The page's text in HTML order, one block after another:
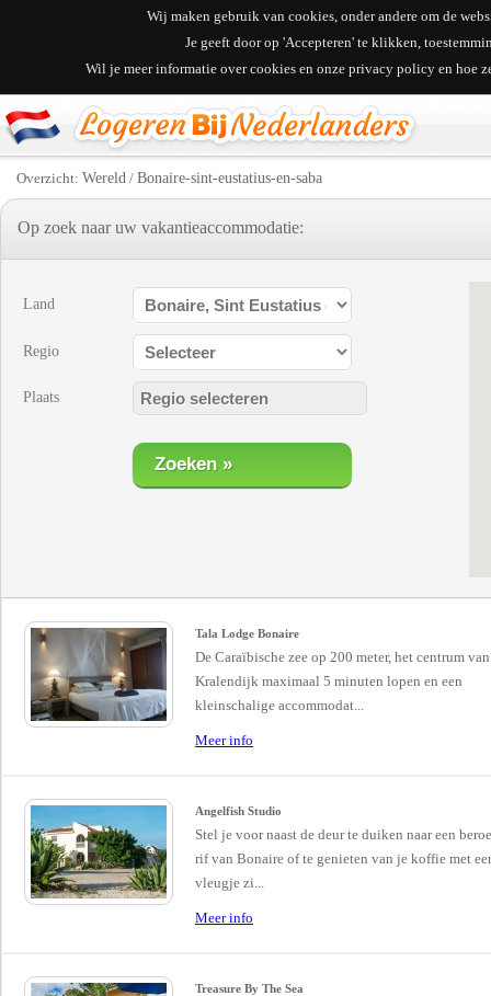
Wij maken gebruik van cookies, onder andere om de
Je geeft door op 'Accepteren' te klikken,
Wil je meer informatie over cookies en onze privacy policy en hoe
Overzicht: Wereld / Bonaire-sint-eustatius-en-saba
Op zoek naar uw vakantieaccommodatie:
Land
Regio
Plaats
Tala Lodge Bonaire
De Caraïbische zee op 200 meter, het centrum van
Kralendijk maximaal 5 minuten lopen en een
kleinschalige accommodat...
Meer info
Angelfish Studio
Stel je voor naast de deur te duiken naar een
rif van Bonaire of te genieten van je koffie met
vleugje zi...
Meer info
Treasure By The Sea